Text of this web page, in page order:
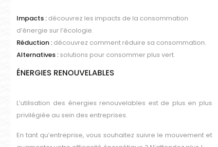
Impacts : découvrez les impacts de la consommation
d’énergie sur l’écologie.
Réduction : découvrez comment réduire sa consommation.
Alternatives : solutions pour consommer plus vert.
ÉNERGIES RENOUVELABLES
L’utilisation des énergies renouvelables est de plus en plus
privilégiée au sein des entreprises.
En tant qu’entreprise, vous souhaitez suivre le mouvement et